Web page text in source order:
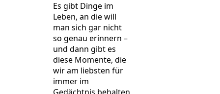
Es gibt Dinge im
Leben, an die will
man sich gar nicht
so genau erinnern –
und dann gibt es
diese Momente, die
wir am liebsten für
immer im